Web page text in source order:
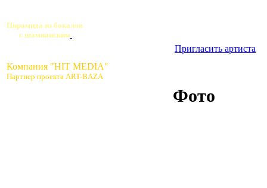
Пирамида из бокалов
с шампанским
Компания "HIT MEDIA"
Партнер проекта ART-BAZA
Пригласить артиста
Фото